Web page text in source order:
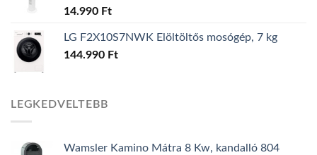
14.990 Ft
LG F2X10S7NWK Elöltöltős mosógép, 7 kg
144.990 Ft
LEGKEDVELTEBB
Wamsler Kamino Mátra 8 Kw, kandalló 804